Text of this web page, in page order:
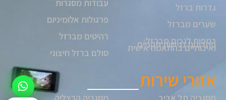
גדרות ברזל
שערים מברזל
רמפות לנכים מברזל:
פתרונות נגישות תקניים
ואיכותיים בהתאמה אישית
עבודות מסגרות
פרגולות אלומיניום
רהיטים מברזל
סולם ברזל חיצוני
אזורי שירות
מסגריה תל אביב
מסגריה הרצליה